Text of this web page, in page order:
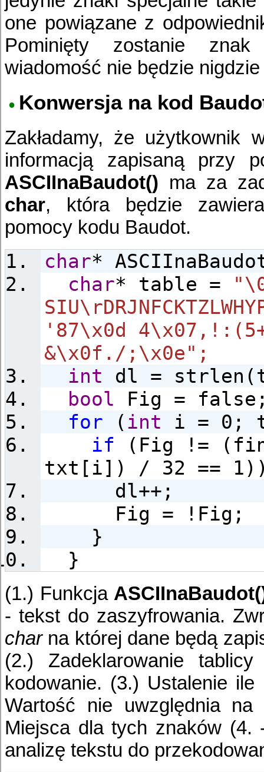
one powiązane z
Pominięty zostanie
wiadomość nie będzie nigdzie
Konwersja na kod
Zakładamy, że użytkownik
informacją zapisaną przy
ASCIInaBaudot() ma za
char, która będzie
pomocy kodu Baudot.
char*
char* table =
'87\x0d
&\x0f./;\x0e" ;
int dl =
bool Fig =
for ( int i = 0;
if (Fig !=
txt[i]) / 32 ==
dl++;
Fig = !Fig;
}
}
(1.) Funkcja
- tekst do zaszyfrowania.
charna której dane będą
(2.) Zadeklarowanie
kodowanie. (3.) Ustalenie
Wartość nie uwzględnia
Miejsca dla tych znaków (4.
analizę tekstu do